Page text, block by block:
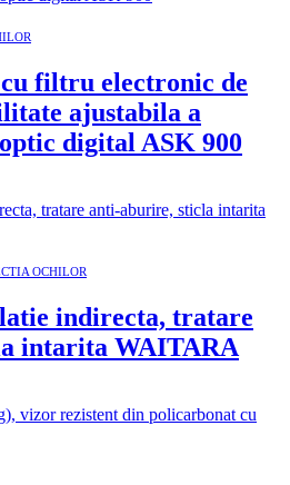
filtru electronic de
ajustabila a
digital ASK 900
OCHILOR
indirecta, tratare
intarita WAITARA